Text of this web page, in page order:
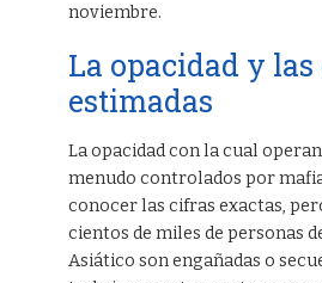
noviembre.
La opacidad y
estimadas
La opacidad con la cual
menudo controlados por
conocer las cifras exactas,
cientos de miles de personas
Asiático son engañadas o